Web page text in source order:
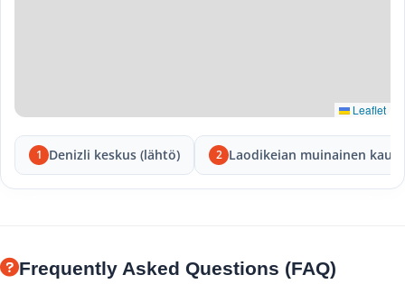
Leaflet
1 Denizli keskus (lähtö) 2 Laodikeian muinainen
Frequently Asked Questions (FAQ)